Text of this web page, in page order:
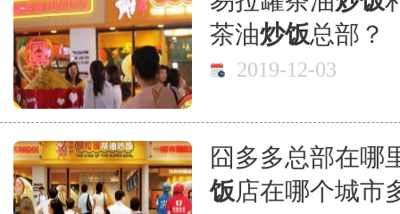
茶油炒饭总部？
2019-12-03
囧多多总部在哪
饭店在哪个城市